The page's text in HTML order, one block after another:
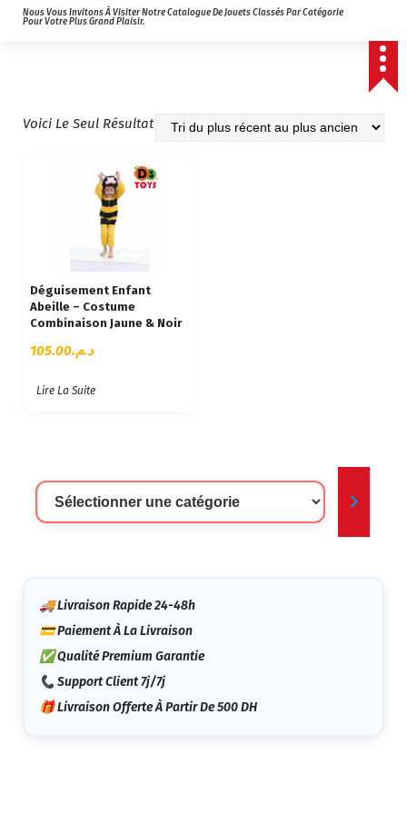
Nous Vous Invitons À Visiter Notre Catalogue De Jouets Classés Par Catégorie
Pour Votre Plus Grand Plaisir.
Voici Le Seul Résultat
Déguisement Enfant
Abeille – Costume
Combinaison Jaune & Noir
د.م.105.00
Lire La Suite
Sélectionner
🚚 Livraison Rapide 24-48h
💳 Paiement À La Livraison
✅ Qualité Premium Garantie
📞 Support Client 7j/7j
🎁 Livraison Offerte À Partir De 500 DH